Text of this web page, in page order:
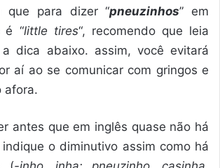
que para dizer “pneuzinhos” em
é “little tires“, recomendo que leia
a dica abaixo. assim, você evitará
aí ao se comunicar com gringos e
afora.
antes que em inglês quase não há
o diminutivo assim como há